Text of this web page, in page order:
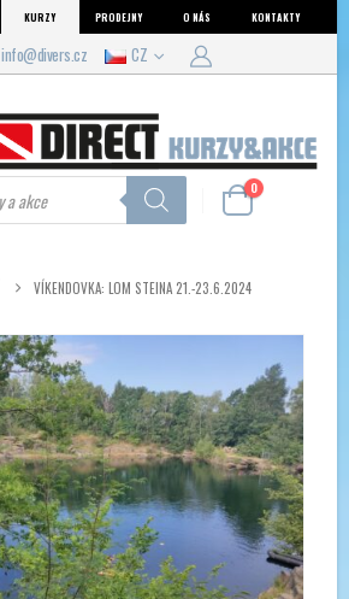
KURZY PRODEJNY O NÁS KONTAKTY
info@divers.cz CZ
0
VÍKENDOVKA: LOM STEINA 21.-23.6.2024